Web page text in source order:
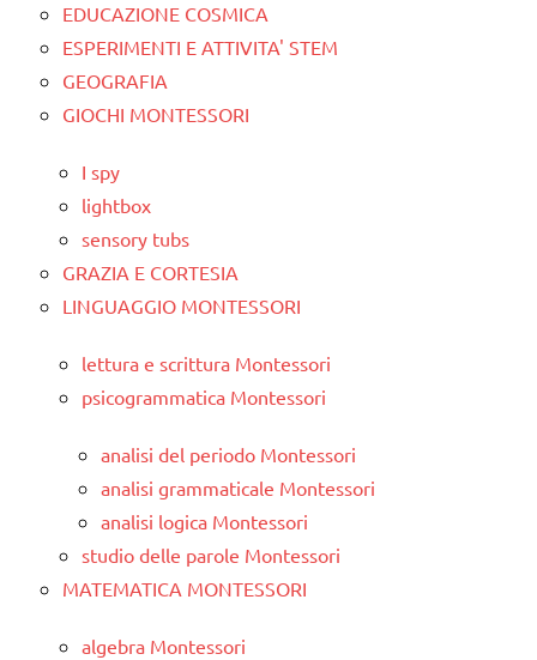
EDUCAZIONE COSMICA
ESPERIMENTI E ATTIVITA' STEM
GEOGRAFIA
GIOCHI MONTESSORI
I spy
lightbox
sensory tubs
GRAZIA E CORTESIA
LINGUAGGIO MONTESSORI
lettura e scrittura Montessori
psicogrammatica Montessori
analisi del periodo Montessori
analisi grammaticale Montessori
analisi logica Montessori
studio delle parole Montessori
MATEMATICA MONTESSORI
algebra Montessori